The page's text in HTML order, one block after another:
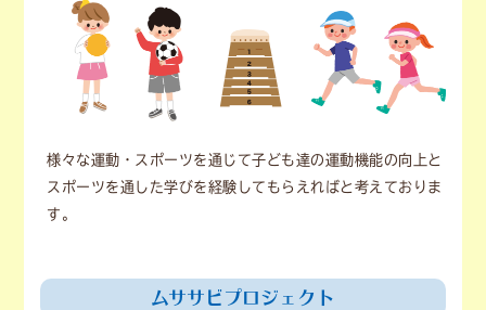
様々な運動・スポーツを通じて子ども達の運動機能の向上と
スポーツを通した学びを経験してもらえればと考えておりま
す。
ムササビプロジェクト